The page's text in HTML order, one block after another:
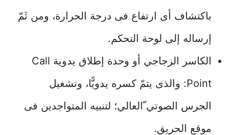
باكتشاف أى ارتفاع فى درجة الحرارة، ومن ثَمّ
إرساله إلى لوحة التحكم.
الكاسر الزجاجي أو وحدة إطلاق يدوية Call
Point: والذى يتمّ كسره يدويًّا، وتشغيل
الجرس الصوتي ّالعالي؛ لتنبيه المتواجدين فى
موقع الحريق.